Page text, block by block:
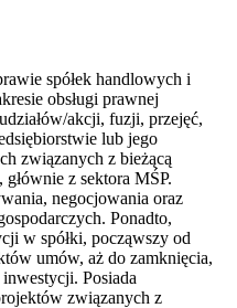
spółek handlowych i
obsługi prawnej
akcji, fuzji, przejęć,
lub jego
związanych z bieżącą
z sektora MŚP.
negocjowania oraz
Ponadto,
w spółki, począwszy od
umów, aż do zamknięcia,
Posiada
związanych z